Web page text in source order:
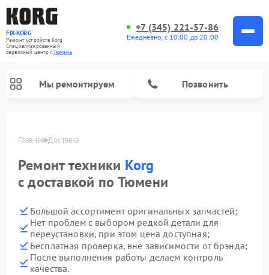
FIX-KORG
Ремонт устройств Korg
Специализированный
cервисный центр г.Тюмень
+7 (345) 221-57-86
Ежедневно, с 10:00 до 20:00
Мы ремонтируем Позвонить
Главная Доставка
Ремонт техники Korg
с доставкой по Тюмени
Большой ассортимент оригинальных запчастей;
Нет проблем с выбором редкой детали для
переустановки, при этом цена доступная;
Бесплатная проверка, вне зависимости от брэнда;
После выполнения работы делаем контроль
качества.